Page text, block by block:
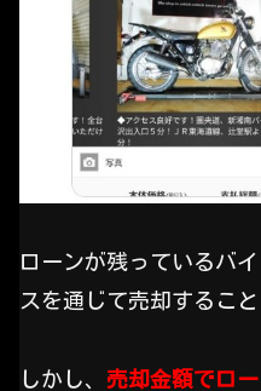
ローンが残っているバ
スを通じて売却すること
しかし、 売却金額でロ